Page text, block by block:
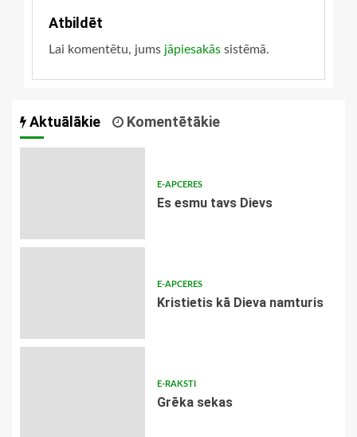
Atbildēt
Lai komentētu, jums jāpiesakās sistēmā.
Aktuālākie Komentētākie
E-APCERES
Es esmu tavs Dievs
E-APCERES
Kristietis kā Dieva namturis
E-RAKSTI
Grēka sekas